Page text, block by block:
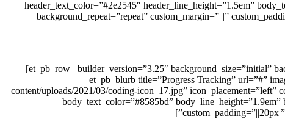
header_text_color=”#2e2545″ header_line_height=”1.5em”
background_repeat=”repeat” custom_margin=”|||”
[/et_pb_blurb][/et_pb_column][/et_pb_row][et_pb_row _builder_version=”3.25″ background_size=”initial” background_position=”top_left” background_repeat=”repeat” column_structure=”1_3,1_3,1_3″]
[et_pb_column type=”1_3″ _builder_version=”3.25″ custom_padding=”|||”
content/uploads/2021/03/coding-icon_17.jpg” icon_placement=”left”
body_text_color=”#8585bd”